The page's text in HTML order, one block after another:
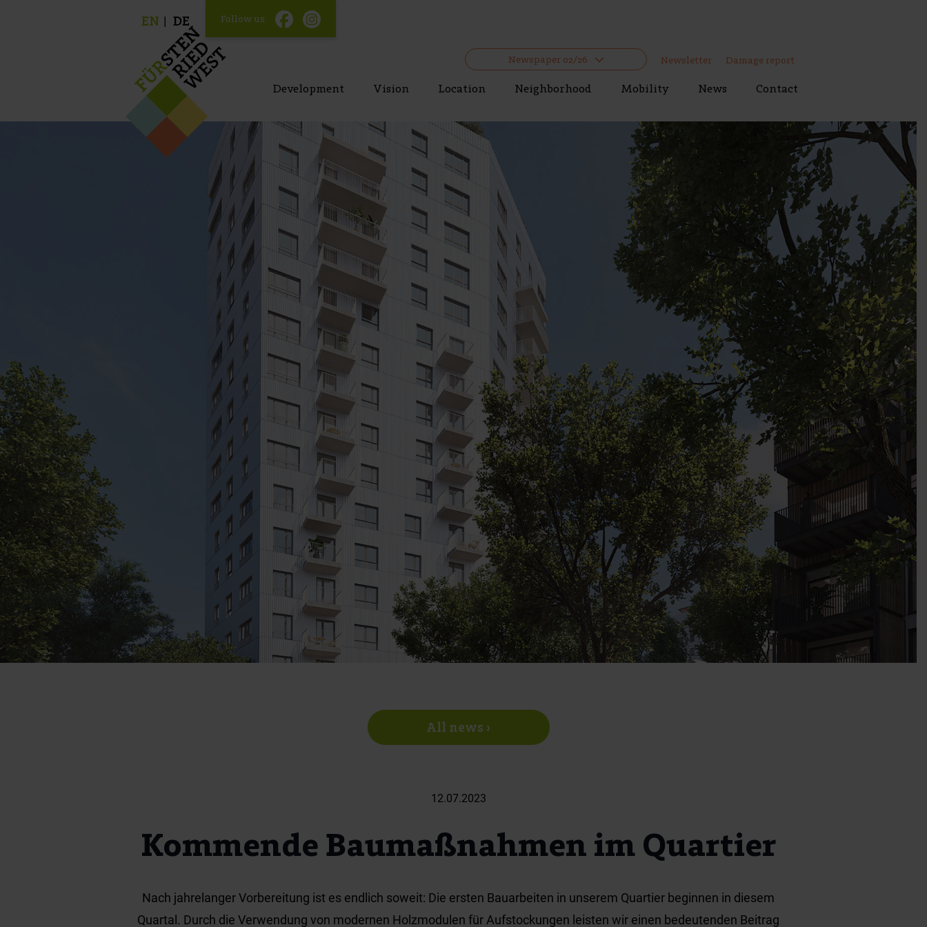
EN DE Follow us
Newspaper 02/26 Newsletter Damage report
Development Vision Location Neighborhood Mobility News Contact
All news ›
12.07.2023
Kommende Baumaßnahmen im Quartier
Nach jahrelanger Vorbereitung ist es endlich soweit: Die ersten Bauarbeiten in unserem Quartier beginnen in diesem
Quartal. Durch die Verwendung von modernen Holzmodulen für Aufstockungen leisten wir einen bedeutenden Beitrag